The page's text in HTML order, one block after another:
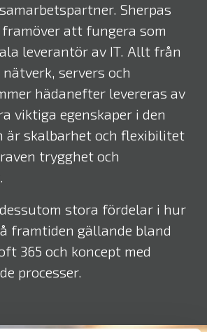
Sherpas
att fungera som
leverantör av IT. Allt från
servers och
hädanefter levereras av
viktiga egenskaper i den
är skalbarhet och flexibilitet
trygghet och
dessutom stora fördelar i hur
framtiden gällande bland
365 och koncept med
processer.